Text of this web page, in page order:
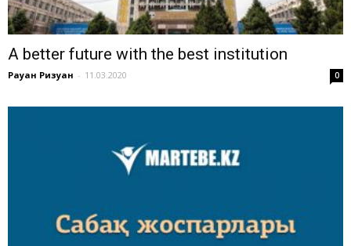
A better future with the best institution
Рауан Ризуан - 11.03.2020 0